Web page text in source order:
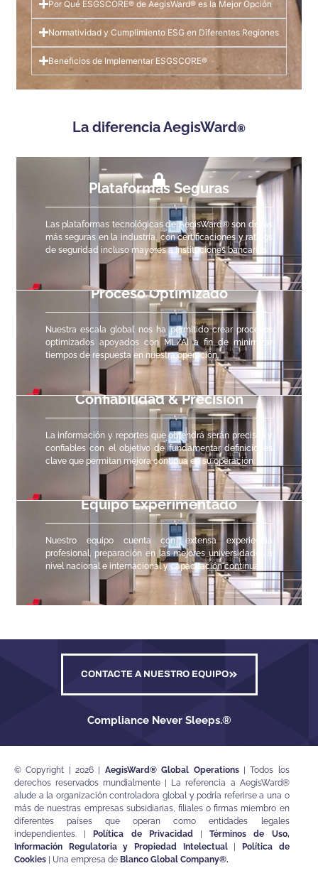
Por Qué ESGSCORE® de AegisWard® es la Mejor Opción
Normatividad y Cumplimiento ESG en Diferentes Regiones
Beneficios de Implementar ESGSCORE®
La diferencia AegisWard®
Equipo Experimentado
Nuestro equipo cuenta con extensa experiencia
profesional, preparación en las mejores universidades a
nivel nacional e internacional y capacitación continua.
Confiabilidad & Precisión
La información y reportes que obtendrá serán precisos y
confiables con el objetivo de fundamentar definiciones
clave que permitan mejora continua en su operación.
Proceso Optimizado
Nuestra escala global nos ha permitido crear procesos
optimizados apoyados con ML/AI a fin de minimizar
tiempos de respuesta en nuestra operación.
Plataformas Seguras
Las plataformas tecnológicas de AegisWard®son de las
más seguras en la industria, con certificaciones y ratings
de seguridad incluso mayores a instituciones bancarias.
Compliance Never Sleeps.®
CONTACTE A NUESTRO EQUIPO
© Copyright | 2026 | AegisWard® Global Operations| Todos los
derechos reservados mundialmente | La referencia a AegisWard®
alude a la organización controladora global y podría referirse a una o
más de nuestras empresas subsidiarias, filiales o firmas miembro en
diferentes países que operan como entidades legales
independientes. |
Política de Privacidad|Términos de Uso,
Información Regulatoria y Propiedad Intelectual
Política de
Cookies | Una empresa de Blanco Global Company®.